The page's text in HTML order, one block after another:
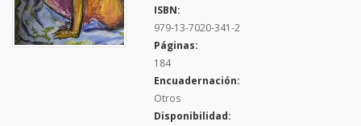
ISBN:
979-13-7020-341-2
Páginas:
184
Encuadernación:
Otros
Disponibilidad: